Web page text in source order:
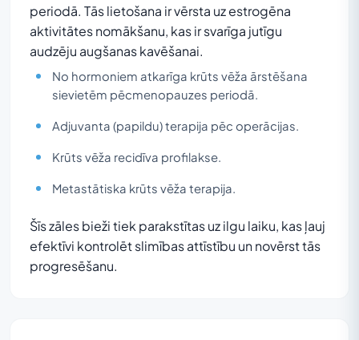
periodā. Tās lietošana ir vērsta uz estrogēna
aktivitātes nomākšanu, kas ir svarīga jutīgu
audzēju augšanas kavēšanai.
No hormoniem atkarīga krūts vēža ārstēšana
sievietēm pēcmenopauzes periodā.
Adjuvanta (papildu) terapija pēc operācijas.
Krūts vēža recidīva profilakse.
Metastātiska krūts vēža terapija.
Šīs zāles bieži tiek parakstītas uz ilgu laiku, kas ļauj
efektīvi kontrolēt slimības attīstību un novērst tās
progresēšanu.